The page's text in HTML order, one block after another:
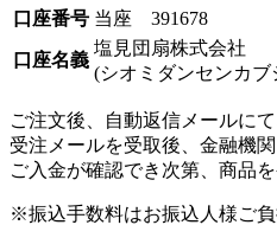
口座番号 当座 391678
口座名義
塩見団扇株式会社
(シオミダンセンカブ
ご注文後、自動返信メールに
受注メールを受取後、金融機
ご入金が確認でき次第、商品を
※振込手数料はお振込人様ご負